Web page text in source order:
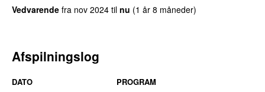
Vedvarende fra nov 2024 til nu (1 år 8 måneder)
Afspilningslog
DATO PROGRAM